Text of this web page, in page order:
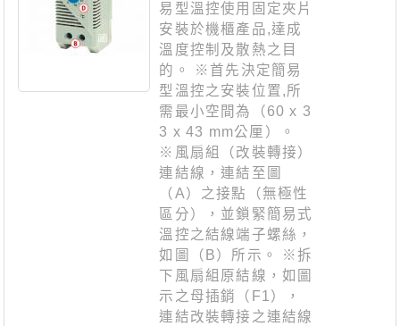
易型溫控使用固定夾片
安裝於機櫃產品,達成
溫度控制及散熱之目
的。 ※首先決定簡易
型溫控之安裝位置,所
需最小空間為（60 x 3
3 x 43 mm公厘）。
※風扇組（改裝轉接）
連結線，連結至圖
（A）之接點（無極性
區分），並鎖緊簡易式
溫控之結線端子螺絲，
如圖（B）所示。 ※拆
下風扇組原結線，如圖
示之母插銷（F1），
連結改裝轉接之連結線